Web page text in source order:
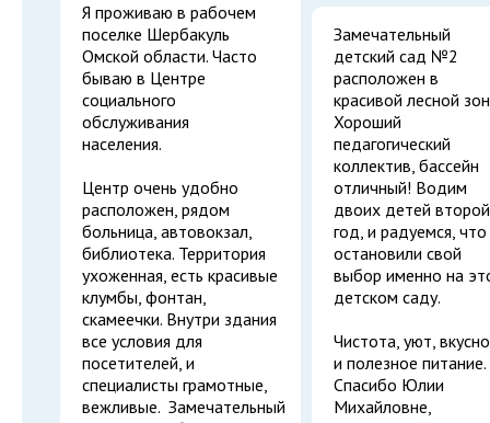
Я проживаю в рабочем
поселке Шербакуль
Омской области. Часто
бываю в Центре
социального
обслуживания
населения.
Центр очень удобно
расположен, рядом
больница, автовокзал,
библиотека. Территория
ухоженная, есть красивые
клумбы, фонтан,
скамеечки. Внутри здания
все условия для
посетителей, и
специалисты грамотные,
вежливые. Замечательный
Замечательный
детский сад №2
расположен в
красивой лесной
Хороший
педагогический
коллектив, бассейн
отличный! Водим
двоих детей второй
год, и радуемся, что
остановили свой
выбор именно на
детском саду.
Чистота, уют,
и полезное питание.
Спасибо Юлии
Михайловне,